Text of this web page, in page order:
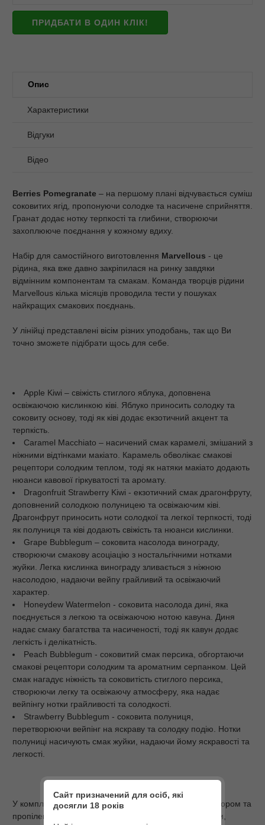
ПРИДБАТИ В ОДИН КЛІК!
Опис
Характеристики
Відгуки
Відео
Berries Pomegranate – на першому плані відчувається суміш
соковитих ягід, пропонуючи солодке та насичене сприйняття.
Гранат додає нотку терпкості та глибини, створюючи
захоплююче поєднання у кожному вдиху.
Набір для самостійного виготовлення Marvellous - це
рідина, яка вже давно закріпилася на ринку завдяки
відмінним компонентам та смакам. Команда творців рідини
Marvellous кілька місяців проводила тести у пошуках
найкращих смакових поєднань.
У лінійці представлені вісім різних уподобань, так що Ви
точно зможете підібрати щось для себе.
Apple Kiwi – свіжість стиглого яблука, доповнена
освіжаючою кислинкою ківі. Яблуко приносить солодку та
соковиту основу, тоді як ківі додає екзотичний акцент та
терпкість.
Caramel Macchiato – насичений смак карамелі, змішаний з
ніжними відтінками макіато. Карамель обволікає смакові
рецептори солодким теплом, тоді як натяки макіато додають
нюанси кавової гіркуватості та аромату.
Dragonfruit Strawberry Kiwi - екзотичний смак драгонфруту,
доповнений солодкою полуницею та освіжаючим ківі.
Драгонфрут приносить ноти солодкої та легкої терпкості, тоді
як полуниця та ківі додають свіжість та нюанси кислинки.
Grape Bubblegum – соковита насолода винограду,
створюючи смакову асоціацію з ностальгічними нотками
жуйки. Легка кислинка винограду зливається з ніжною
насолодою, надаючи вейпу грайливий та освіжаючий
характер.
Honeydew Watermelon - соковита насолода дині, яка
поєднується з легкою та освіжаючою нотою кавуна. Диня
надає смаку багатства та насиченості, тоді як кавун додає
легкість і делікатність.
Peach Bubblegum - соковитий смак персика, обгортаючи
смакові рецептори солодким та ароматним серпанком. Цей
смак нагадує ніжність та соковитість стиглого персика,
створюючи легку та освіжаючу атмосферу, яка надає
вейпінгу нотки грайливості та солодкості.
Strawberry Bubblegum - соковита полуниця,
перетворюючи вейпінг на яскраву та солодку подію. Нотки
полуниці насичують смак жуйки, надаючи йому яскравості та
легкості.
У комплекті Ви отримуєте два флакони: з ароматизатором та
пропіленгліколем, гліцерином. Для змішування рідини,
Сайт призначений для осіб, які
досягли 18 років